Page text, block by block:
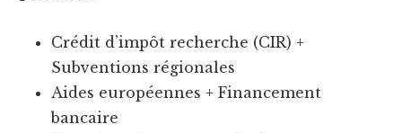
Crédit d’impôt recherche (CIR) +
Subventions régionales
Aides européennes + Financement
bancaire